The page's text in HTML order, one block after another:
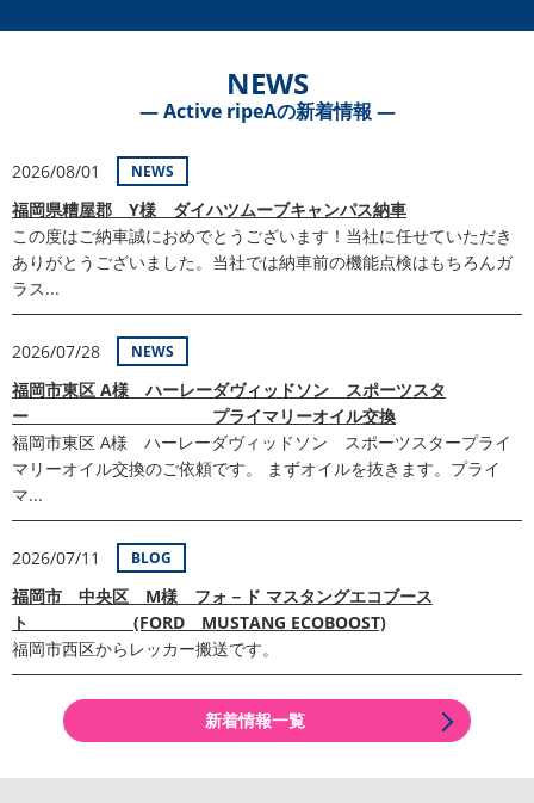
NEWS
― Active ripeAの新着情報 ―
2026/08/01 NEWS
福岡県糟屋郡 Y様 ダイハツムーブキャンパス納車
この度はご納車誠におめでとうございます！当社に任せていただき
ありがとうございました。当社では納車前の機能点検はもちろんガ
ラス...
2026/07/28 NEWS
福岡市東区 A様 ハーレーダヴィッドソン スポーツスタ
ー プライマリーオイル交換
福岡市東区 A様 ハーレーダヴィッドソン スポーツスタープライ
マリーオイル交換のご依頼です。 まずオイルを抜きます。プライ
マ...
2026/07/11 BLOG
福岡市 中央区 M様 フォ－ド マスタングエコブース
ト (FORD MUSTANG ECOBOOST)
福岡市西区からレッカー搬送です。
新着情報一覧